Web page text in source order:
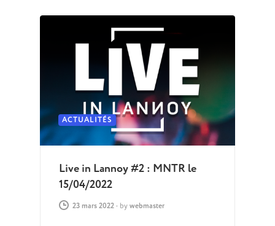
ACTUALITÉS
Live in Lannoy #2 : MNTR le
15/04/2022
23 mars 2022- by webmaster